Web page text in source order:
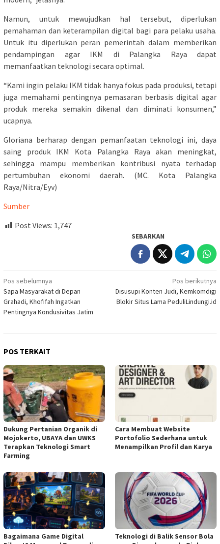
Namun, untuk mewujudkan hal tersebut, diperlukan
pemahaman dan keterampilan digital bagi para pelaku usaha.
Untuk itu diperlukan peran pemerintah dalam memberikan
pendampingan agar IKM di Palangka Raya dapat
memanfaatkan teknologi secara optimal.
“Kami ingin pelaku IKM tidak hanya fokus pada produksi, tetapi
juga memahami pentingnya pemasaran berbasis digital agar
produk mereka semakin dikenal dan diminati konsumen,”
ucapnya.
Gloriana berharap dengan pemanfaatan teknologi ini, daya
saing produk IKM Kota Palangka Raya akan meningkat,
sehingga mampu memberikan kontribusi nyata terhadap
pertumbuhan ekonomi daerah. (MC. Kota Palangka
Raya/Nitra/Eyv)
Sumber
Post Views: 1,747
SEBARKAN
Navigasi
pos
Pos sebelumnya
Sapa Masyarakat di Depan
Grahadi, Khofifah Ingatkan
Pentingnya Kondusivitas Jatim
Pos berikutnya
Disusupi Konten Judi, Kemkomdigi
Blokir Situs Lama PeduliLindungi.id
POS TERKAIT
Dukung Pertanian Organik di
Mojokerto, UBAYA dan UWKS
Terapkan Teknologi Smart
Farming
Cara Membuat Website
Portofolio Sederhana untuk
Menampilkan Profil dan Karya
Bagaimana Game Digital
Teknologi di Balik Sensor Bola